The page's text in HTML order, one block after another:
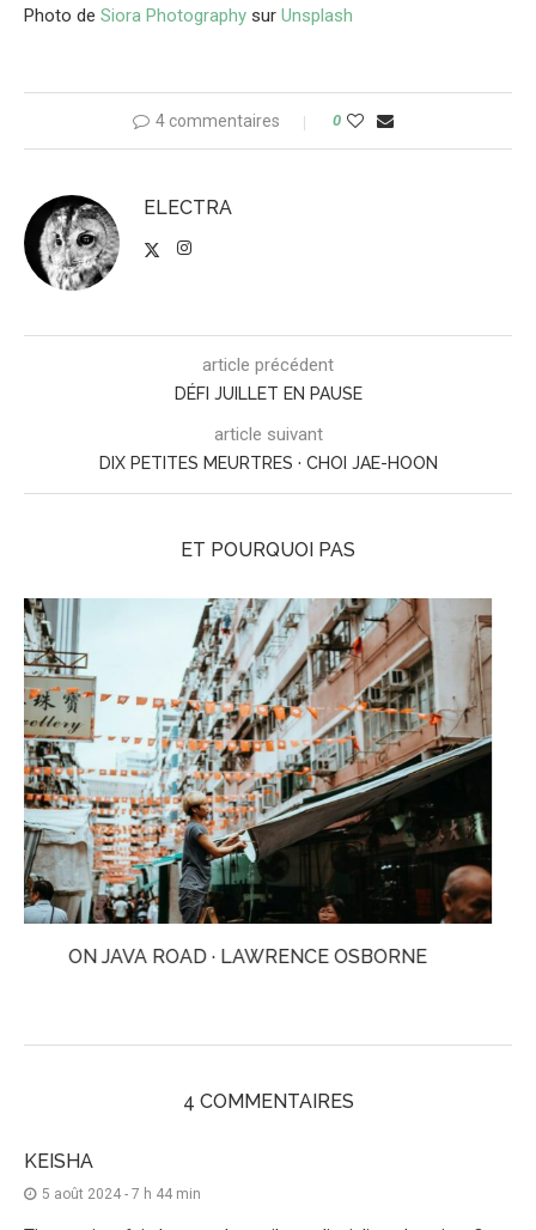
Photo de Siora Photography sur Unsplash
4 commentaires 0
ELECTRA
article précédent
DÉFI JUILLET EN PAUSE
article suivant
DIX PETITES MEURTRES · CHOI JAE-HOON
ET POURQUOI PAS
BRUTES · DIZZ TATE
4 COMMENTAIRES
KEISHA
5 août 2024 - 7 h 44 min